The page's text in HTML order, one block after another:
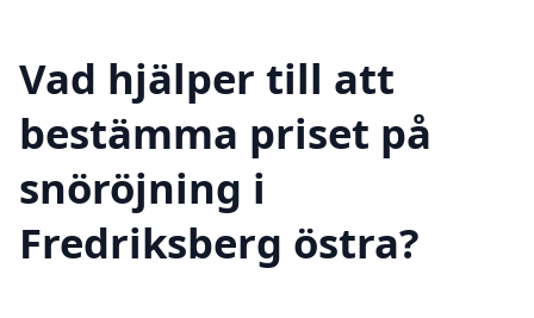
Vad hjälper till att
bestämma priset på
snöröjning i
Fredriksberg östra?